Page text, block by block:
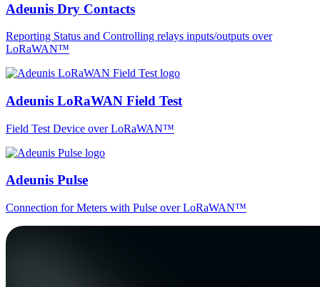
Adeunis Dry Contacts
Reporting Status and Controlling relays inputs/outputs over
LoRaWAN™
Adeunis LoRaWAN Field Test
Field Test Device over LoRaWAN™
Adeunis Pulse
Connection for Meters with Pulse over LoRaWAN™